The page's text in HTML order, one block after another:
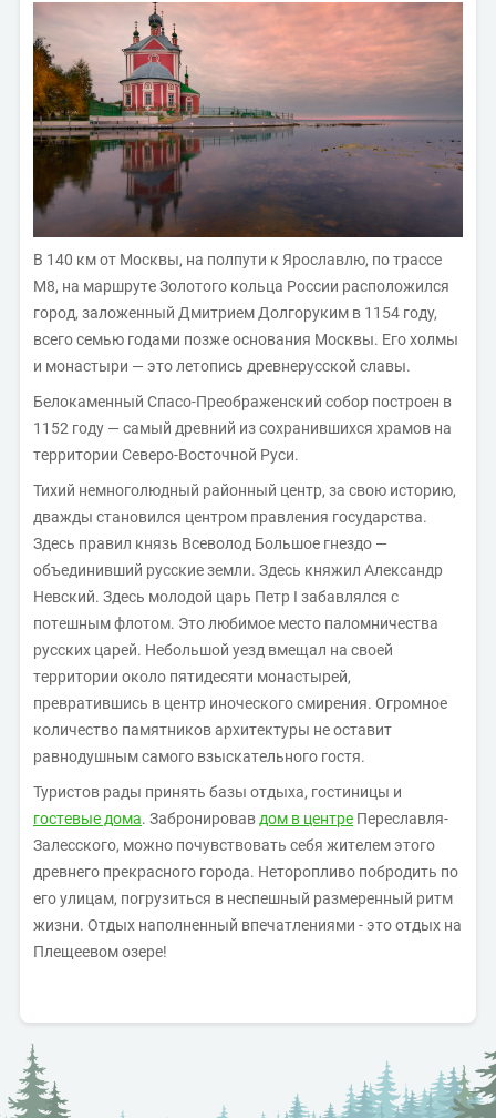
В 140 км от Москвы, на полпути к Ярославлю, по трассе
М8, на маршруте Золотого кольца России расположился
город, заложенный Дмитрием Долгоруким в 1154 году,
всего семью годами позже основания Москвы. Его холмы
и монастыри — это летопись древнерусской славы.
Белокаменный Спасо-Преображенский собор построен в
1152 году — самый древний из сохранившихся храмов на
территории Северо-Восточной Руси.
Тихий немноголюдный районный центр, за свою историю,
дважды становился центром правления государства.
Здесь правил князь Всеволод Большое гнездо —
объединивший русские земли. Здесь княжил Александр
Невский. Здесь молодой царь Петр I забавлялся с
потешным флотом. Это любимое место паломничества
русских царей. Небольшой уезд вмещал на своей
территории около пятидесяти монастырей,
превратившись в центр иноческого смирения. Огромное
количество памятников архитектуры не оставит
равнодушным самого взыскательного гостя.
Туристов рады принять базы отдыха, гостиницы и
гостевые дома. Забронировав дом в центре Переславля-
Залесского, можно почувствовать себя жителем этого
древнего прекрасного города. Неторопливо побродить по
его улицам, погрузиться в неспешный размеренный ритм
жизни. Отдых наполненный впечатлениями - это отдых на
Плещеевом озере!